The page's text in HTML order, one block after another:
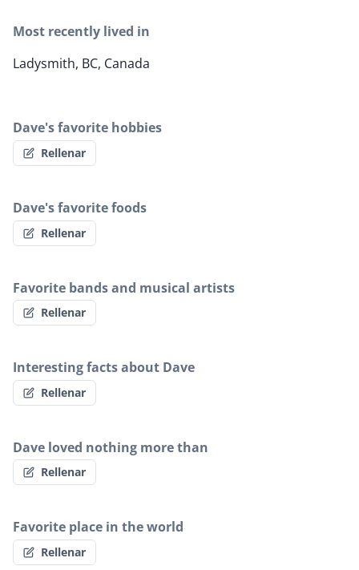
Most recently lived in
Ladysmith, BC, Canada
Dave's favorite hobbies
Rellenar
Dave's favorite foods
Rellenar
Favorite bands and musical artists
Rellenar
Interesting facts about Dave
Rellenar
Dave loved nothing more than
Rellenar
Favorite place in the world
Rellenar